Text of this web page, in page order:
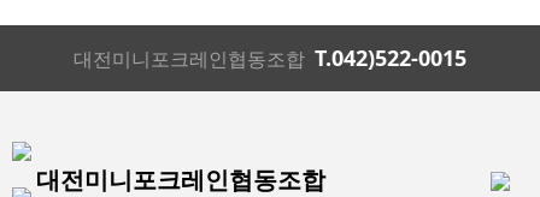
대전미니포크레인협동조합 T.042)522-0015
대전미니포크레인협동조합